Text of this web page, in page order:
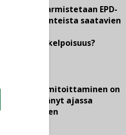
Miten varmistetaan EPD-
dokumenteista saatavien
vertailukelpoisuus?
viemärimitoittaminen on
jämähtänyt ajassa
paikalleen